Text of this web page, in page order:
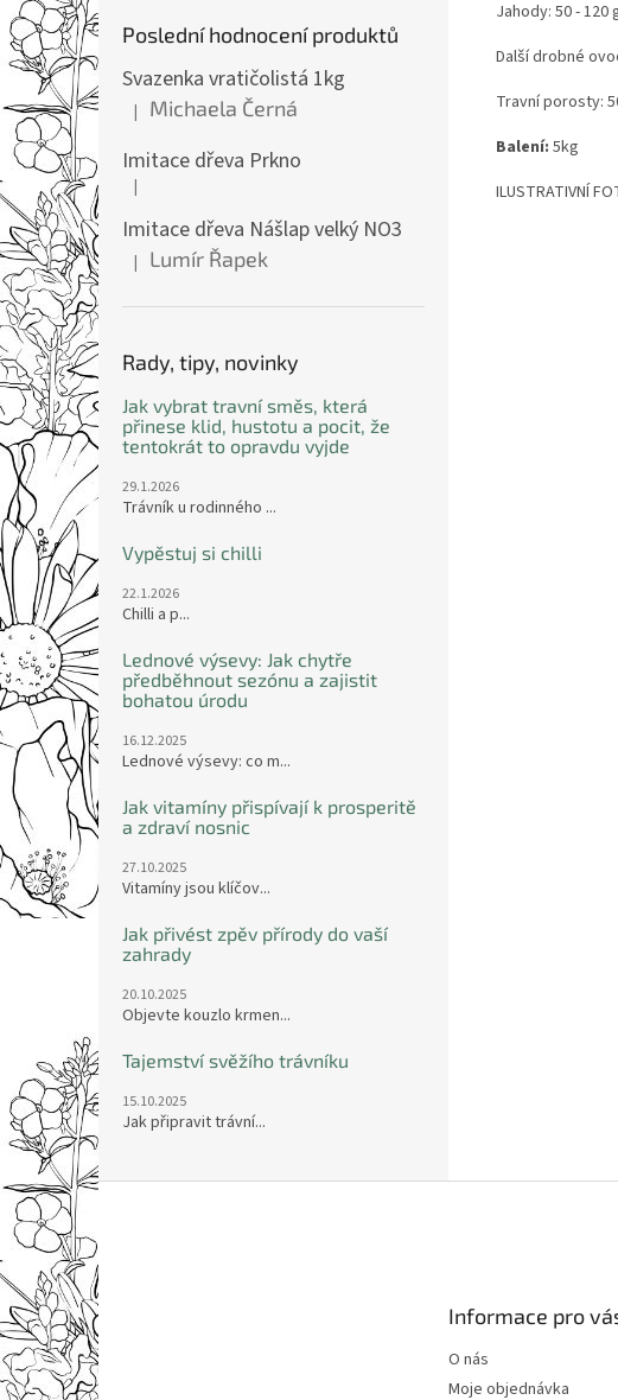
Poslední hodnocení produktů
Svazenka vratičolistá 1kg
Hodnocení produktu je 5 z 5 hvězdiček.
| Michaela Černá
Imitace dřeva Prkno
Hodnocení produktu je 5 z 5 hvězdiček.
|
Imitace dřeva Nášlap velký NO3
Hodnocení produktu je 5 z 5 hvězdiček.
| Lumír Řapek
Rady, tipy, novinky
Jak vybrat travní směs, která
přinese klid, hustotu a pocit, že
tentokrát to opravdu vyjde
29.1.2026
Trávník u rodinného ...
Vypěstuj si chilli
22.1.2026
Chilli a p...
Lednové výsevy: Jak chytře
předběhnout sezónu a zajistit
bohatou úrodu
16.12.2025
Lednové výsevy: co m...
Jak vitamíny přispívají k prosperitě
a zdraví nosnic
27.10.2025
Vitamíny jsou klíčov...
Jak přivést zpěv přírody do vaší
zahrady
20.10.2025
Objevte kouzlo krmen...
Tajemství svěžího trávníku
15.10.2025
Jak připravit trávní...
Jahody: 50 - 120
Další drobné
Travní porosty:
Balení: 5kg
ILUSTRATIVNÍ
Z
a
í
Informace pro
O nás
Moje objednávka